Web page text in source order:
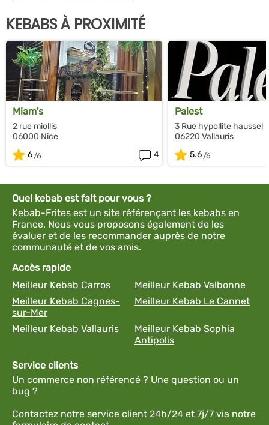
KEBABS À PROXIMITÉ
Miam's
2 rue miollis
06000 Nice
6
4
Palest
3 Rue hypollite haussel
06220 Vallauris
5.6
Quel kebab est fait pour vous ?
Kebab-Frites est un site référençant les kebabs en
France. Nous vous proposons également de les
évaluer et de les recommander auprès de notre
communauté et de vos amis.
Accès rapide
Meilleur Kebab Carros
Meilleur Kebab Valbonne
Meilleur Kebab Cagnes-
sur-Mer
Meilleur Kebab Le Cannet
Meilleur Kebab Vallauris
Meilleur Kebab Sophia
Antipolis
Service clients
Un commerce non référencé ? Une question ou un
bug ?
Contactez notre service client 24h/24 et 7j/7 via notre